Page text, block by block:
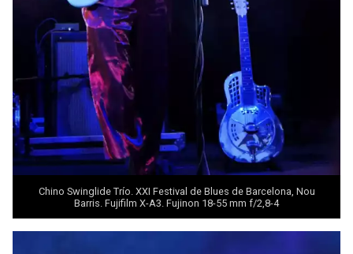
Chino Swinglide Trío. XXI Festival de Blues de Barcelona, Nou
Barris. Fujifilm X-A3. Fujinon 18-55 mm f/2,8-4